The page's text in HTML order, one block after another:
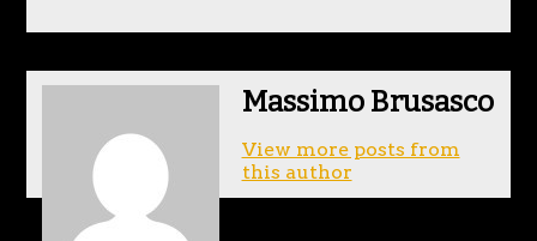
Massimo Brusasco
View more posts from
this author